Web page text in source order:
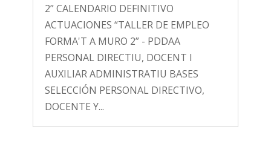
2” CALENDARIO DEFINITIVO
ACTUACIONES “TALLER DE EMPLEO
FORMA'T A MURO 2” - PDDAA
PERSONAL DIRECTIU, DOCENT I
AUXILIAR ADMINISTRATIU BASES
SELECCIÓN PERSONAL DIRECTIVO,
DOCENTE Y...